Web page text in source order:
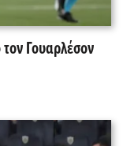
Γουαρλέσον